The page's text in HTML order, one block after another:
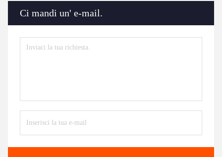
Ci mandi un' e-mail.